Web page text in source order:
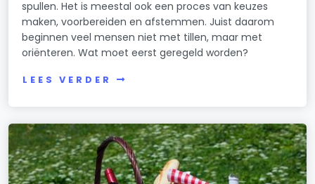
spullen. Het is meestal ook een proces van keuzes
maken, voorbereiden en afstemmen. Juist daarom
beginnen veel mensen niet met tillen, maar met
oriënteren. Wat moet eerst geregeld worden?
LEES VERDER